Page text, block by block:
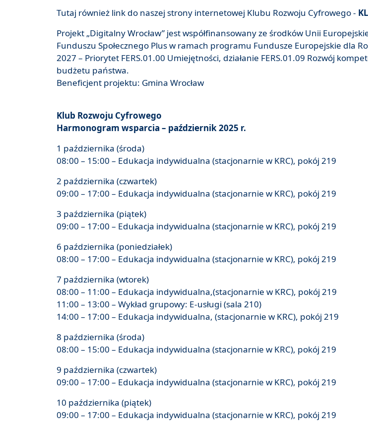
Tutaj również link do naszej strony internetowej Klubu Rozwoju Cyfrowego -
Projekt „Digitalny Wrocław” jest współfinansowany ze środków Unii
Funduszu Społecznego Plus w ramach programu Fundusze Europejskie dla
2027 – Priorytet FERS.01.00 Umiejętności, działanie FERS.01.09 Rozwój
budżetu państwa.
Beneficjent projektu: Gmina Wrocław
Klub Rozwoju Cyfrowego
Harmonogram wsparcia – październik 2025 r.
1 października (środa)
08:00 – 15:00 – Edukacja indywidualna (stacjonarnie w KRC), pokój 219
2 października (czwartek)
09:00 – 17:00 – Edukacja indywidualna (stacjonarnie w KRC), pokój 219
3 października (piątek)
09:00 – 17:00 – Edukacja indywidualna (stacjonarnie w KRC), pokój 219
6 października (poniedziałek)
08:00 – 17:00 – Edukacja indywidualna (stacjonarnie w KRC), pokój 219
7 października (wtorek)
08:00 – 11:00 – Edukacja indywidualna,(stacjonarnie w KRC), pokój 219
11:00 – 13:00 – Wykład grupowy: E-usługi (sala 210)
14:00 – 17:00 – Edukacja indywidualna, (stacjonarnie w KRC), pokój 219
8 października (środa)
08:00 – 15:00 – Edukacja indywidualna (stacjonarnie w KRC), pokój 219
9 października (czwartek)
09:00 – 17:00 – Edukacja indywidualna (stacjonarnie w KRC), pokój 219
10 października (piątek)
09:00 – 17:00 – Edukacja indywidualna (stacjonarnie w KRC), pokój 219